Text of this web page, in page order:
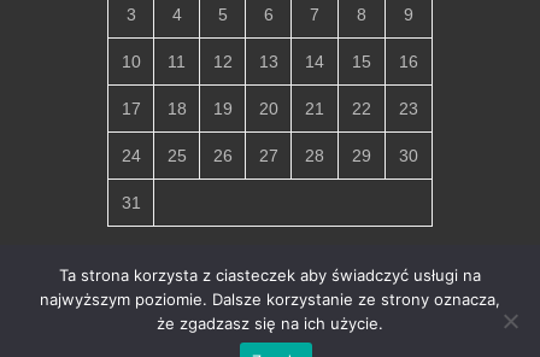
3 4 5 6 7 8 9
10 11 12 13 14 15 16
17 18 19 20 21 22 23
24 25 26 27 28 29 30
31
« lip
Copyright © 2026Parafia Miłosierdzia Bożego w Chłapowie
Ochrona danych osobowych i polityka
Ta strona korzysta z ciasteczek aby świadczyć usługi na
najwyższym poziomie. Dalsze korzystanie ze strony oznacza,
że zgadzasz się na ich użycie.